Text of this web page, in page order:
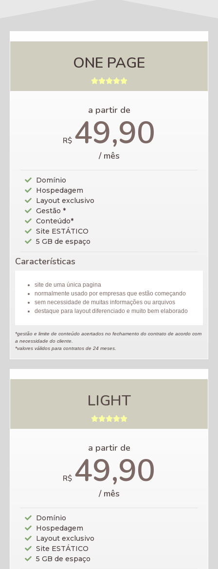
ONE PAGE

a partir de
R$ 49,90
/ mês
Domínio
Hospedagem
Layout exclusivo
Gestão *
Conteúdo*
Site ESTÁTICO
5 GB de espaço
Características
site de uma única pagina
normalmente usado por empresas que estão começando
sem necessidade de muitas informações ou arquivos
destaque para layout diferenciado e muito bem elaborado
*gestão e limite de conteúdo acertados no fechamento do contrato de acordo com
a necessidade do cliente.
*valores válidos para contratos de 24 meses.
LIGHT

a partir de
R$ 49,90
/ mês
Domínio
Hospedagem
Layout exclusivo
Site ESTÁTICO
5 GB de espaço